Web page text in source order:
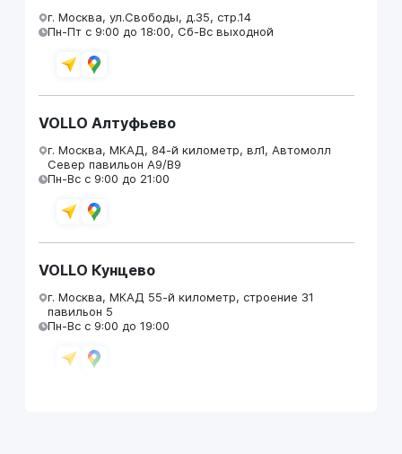
г. Москва, ул.Свободы, д.35, стр.14
Пн-Пт с 9:00 до 18:00, Сб-Вс выходной
VOLLO Алтуфьево
г. Москва, МКАД, 84-й километр, вл1, Автомолл
Север павильон А9/В9
Пн-Вс с 9:00 до 21:00
VOLLO Кунцево
г. Москва, МКАД 55-й километр, строение 31
павильон 5
Пн-Вс с 9:00 до 19:00